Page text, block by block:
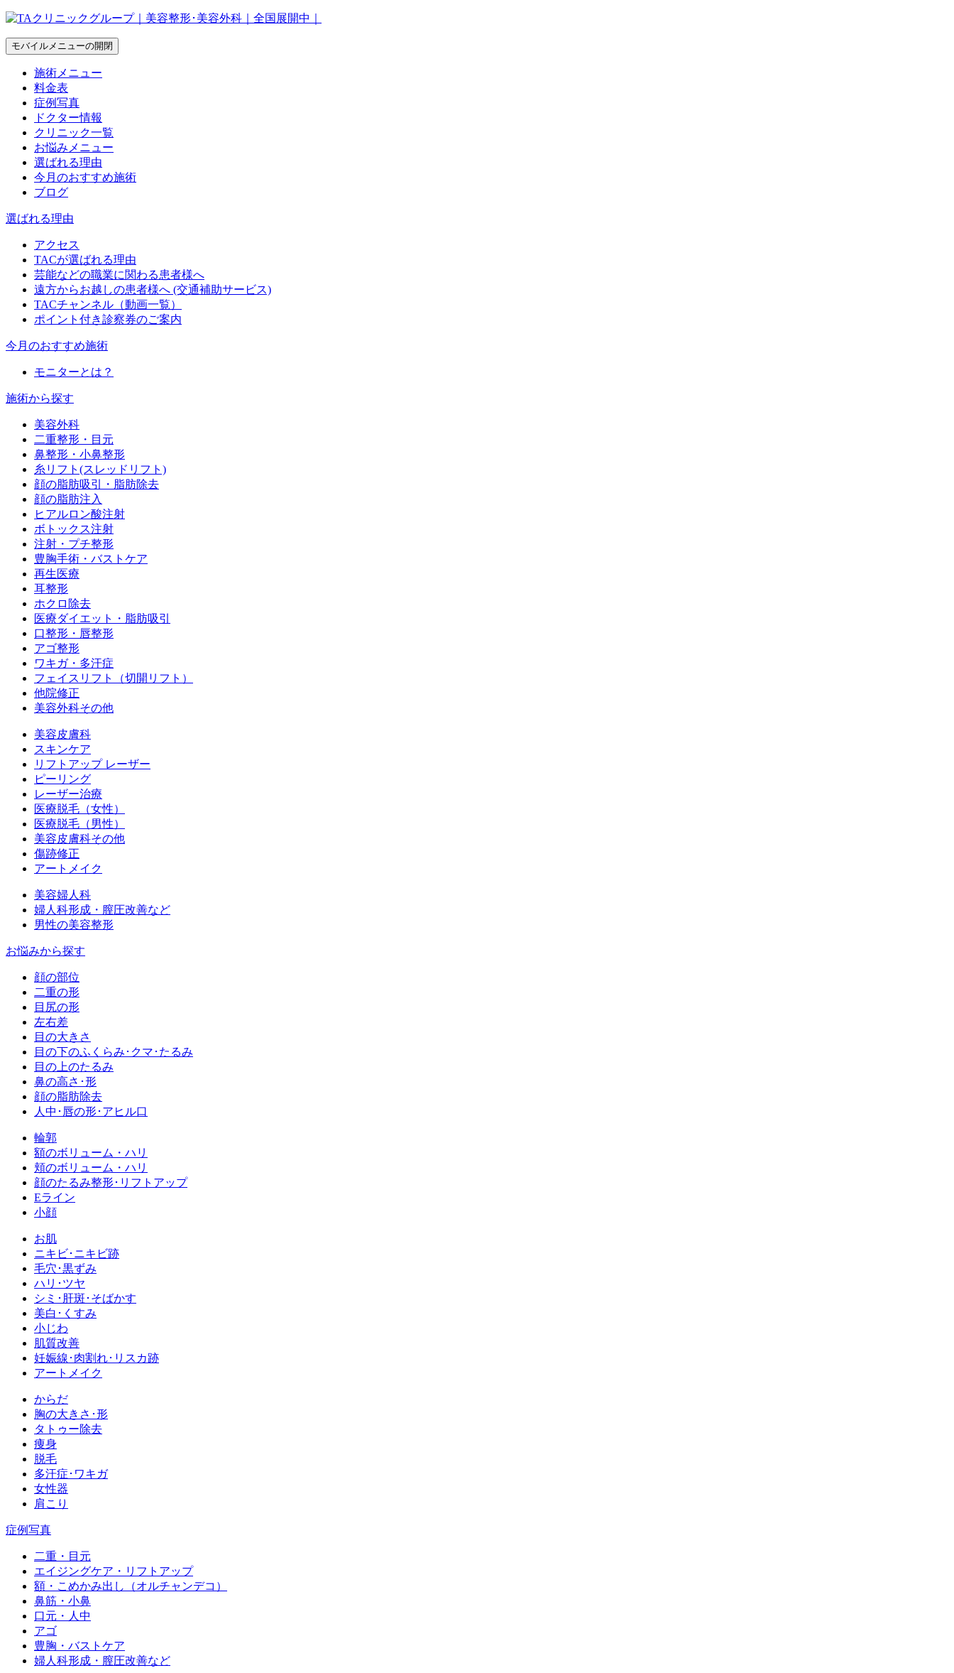
モバイルメニューの開閉
施術メニュー
料金表
症例写真
ドクター情報
クリニック一覧
お悩みメニュー
選ばれる理由
今月のおすすめ施術
ブログ
選ばれる理由
アクセス
TACが選ばれる理由
芸能などの職業に関わる患者様へ
遠方からお越しの患者様へ (交通補助サービス)
TACチャンネル（動画一覧）
ポイント付き診察券のご案内
今月のおすすめ施術
モニターとは？
施術から探す
美容外科
二重整形・目元
鼻整形・小鼻整形
糸リフト(スレッドリフト)
顔の脂肪吸引・脂肪除去
顔の脂肪注入
ヒアルロン酸注射
ボトックス注射
注射・プチ整形
豊胸手術・バストケア
再生医療
耳整形
ホクロ除去
医療ダイエット・脂肪吸引
口整形・唇整形
アゴ整形
ワキガ・多汗症
フェイスリフト（切開リフト）
他院修正
美容外科その他
美容皮膚科
スキンケア
リフトアップ レーザー
ピーリング
レーザー治療
医療脱毛（女性）
医療脱毛（男性）
美容皮膚科その他
傷跡修正
アートメイク
美容婦人科
婦人科形成・膣圧改善など
男性の美容整形
お悩みから探す
顔の部位
二重の形
目尻の形
左右差
目の大きさ
目の下のふくらみ･クマ･たるみ
目の上のたるみ
鼻の高さ･形
顔の脂肪除去
人中･唇の形･アヒル口
輪郭
額のボリューム・ハリ
頬のボリューム・ハリ
顔のたるみ整形･リフトアップ
Eライン
小顔
お肌
ニキビ･ニキビ跡
毛穴･黒ずみ
ハリ･ツヤ
シミ･肝斑･そばかす
美白･くすみ
小じわ
肌質改善
妊娠線･肉割れ･リスカ跡
アートメイク
からだ
胸の大きさ･形
タトゥー除去
痩身
脱毛
多汗症･ワキガ
女性器
肩こり
症例写真
二重・目元
エイジングケア・リフトアップ
額・こめかみ出し（オルチャンデコ）
鼻筋・小鼻
口元・人中
アゴ
豊胸・バストケア
婦人科形成・膣圧改善など